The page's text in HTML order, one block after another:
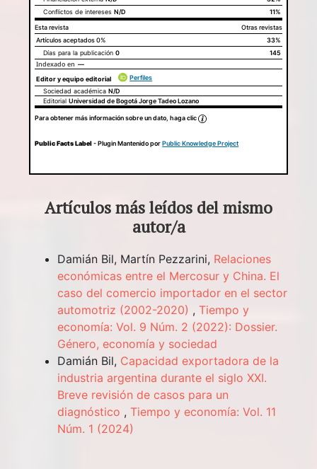
Conflictos de interesesN/D
11%
Esta revista
Otras revistas
Artículos aceptados0%
33%
Días para la publicación0 145
Indexado en —
Editor y equipo editorial
Perfiles
Sociedad académicaN/D
EditorialUniversidad de Bogotá Jorge Tadeo Lozano
Para obtener más información sobre un dato, haga clic
Public Facts Label- Plugin Mantenido porPublic Knowledge Project
Artículos más leídos del mismo
autor/a
Damián Bil, Martín Pezzarini, Relaciones
económicas entre el Mercosur y China. El
caso del comercio importador en el sector
automotriz (2002-2020) ,Tiempo y
economía: Vol. 9 Núm. 2 (2022): Dossier.
Género, economía y sociedad
Damián Bil, Capacidad exportadora de la
industria argentina durante el siglo XXI.
Breve revisión de casos para un
diagnóstico , Tiempo y economía: Vol. 11
Núm. 1 (2024)